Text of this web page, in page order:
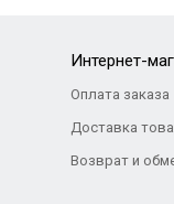
Интернет-
Оплата заказа
Доставка
Возврат и